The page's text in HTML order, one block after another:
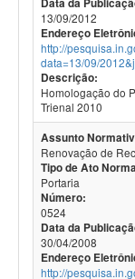
Data da
13/09/2012
Endereço
http://
data=13/09/
Descrição:
Homologação do
Trienal 2010
Assunto
Renovação de
Tipo de Ato
Portaria
Número:
0524
Data da
30/04/2008
Endereço
http://